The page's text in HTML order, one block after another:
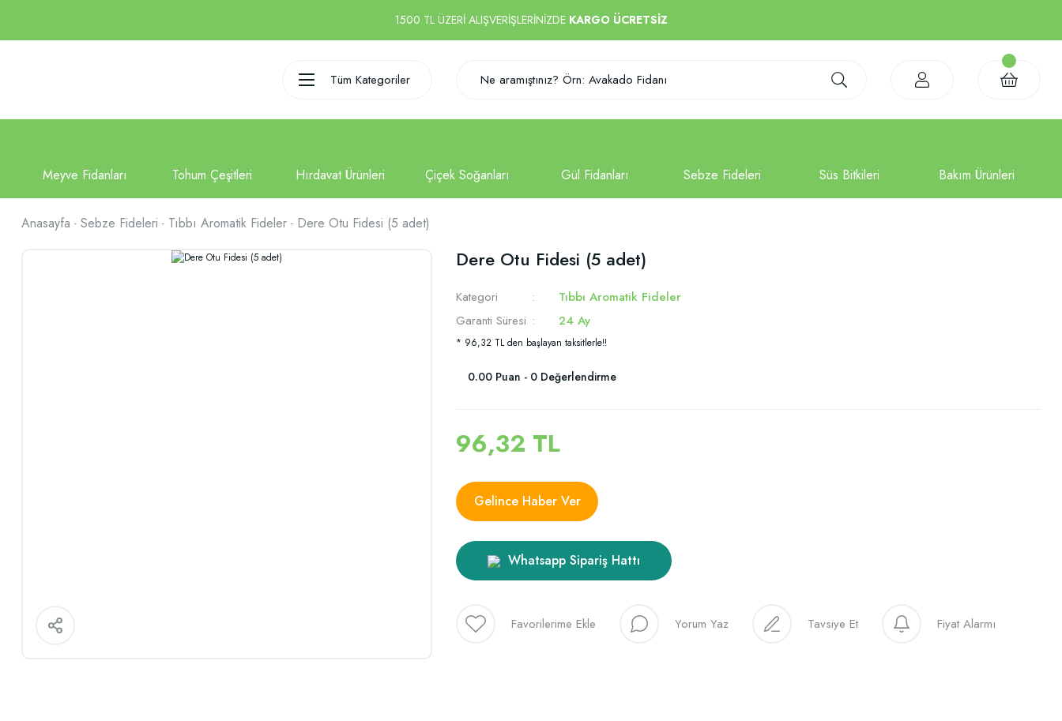
1500 TL ÜZERİ ALIŞVERİŞLERİNİZDE KARGO ÜCRETSİZ
Tüm Kategoriler
Anasayfa Sebze Fideleri Tıbbı Aromatik Fideler Dere Otu Fidesi (5 adet)
Dere Otu Fidesi (5 adet)
Kategori
Tıbbı Aromatik Fideler
Garanti Süresi
24 Ay
* 96,32 TL den başlayan taksitlerle!!
0.00 Puan - 0 Değerlendirme
96,32 TL
Gelince Haber Ver
Whatsapp Sipariş Hattı
Yorum Yaz Tavsiye Et Fiyat Alarmı